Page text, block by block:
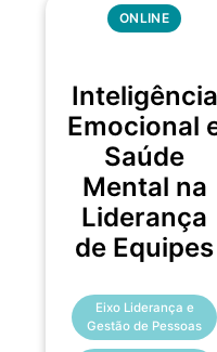
ONLINE
Inteligência
Emocional
Saúde
Mental na
Liderança
de Equipes
Eixo Liderança e
Gestão de Pessoas